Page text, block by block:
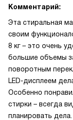
Комментарий:
Эта стиральная
своим
8 кг – это очень
большие объемы
поворотным
LED-дисплеем
Особенно
стирки – всегда
планировать